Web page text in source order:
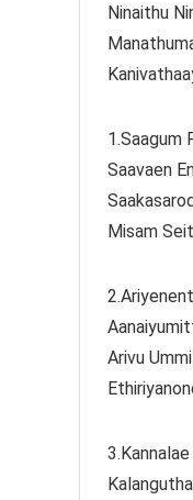
Ninaithu
1.Saagum
Saavaen
Misam
Arivu